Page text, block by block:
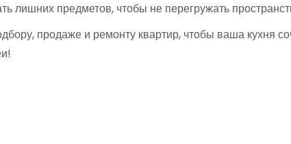
лишних предметов, чтобы не перегружать
продаже и ремонту квартир, чтобы ваша кухня